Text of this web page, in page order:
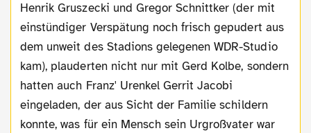
Henrik Gruszecki und Gregor Schnittker (der mit
einstündiger Verspätung noch frisch gepudert aus
dem unweit des Stadions gelegenen WDR-Studio
kam), plauderten nicht nur mit Gerd Kolbe, sondern
hatten auch Franz' Urenkel Gerrit Jacobi
eingeladen, der aus Sicht der Familie schildern
konnte, was für ein Mensch sein Urgroßvater war